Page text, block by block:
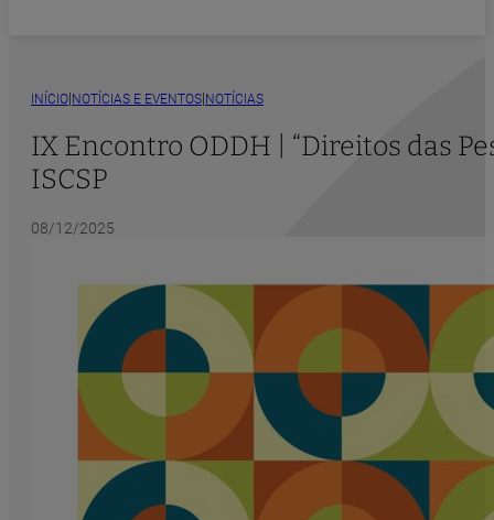
INÍCIO|NOTÍCIAS E EVENTOS|NOTÍCIAS
IX Encontro ODDH | “Direitos das
ISCSP
08/12/2025